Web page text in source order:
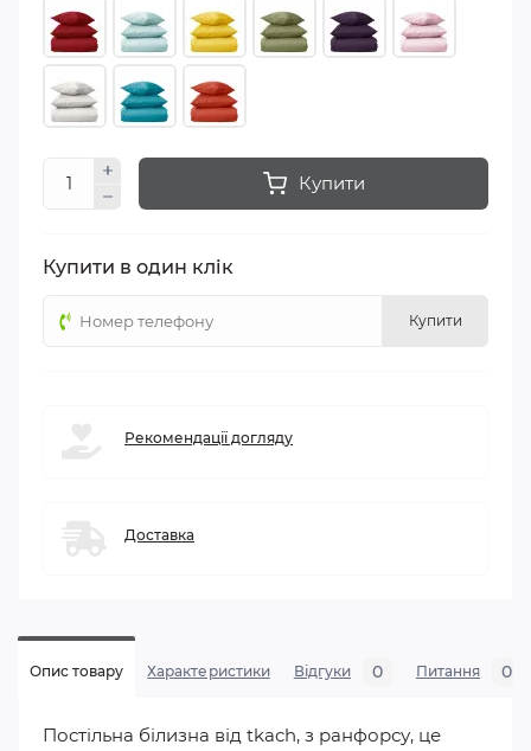
Купити
Купити в один клік
Купити
Рекомендації догляду
Доставка
Опис товару Характеристики Відгуки 0 Питання 0
Постільна білизна від tkach, з ранфорсу, це